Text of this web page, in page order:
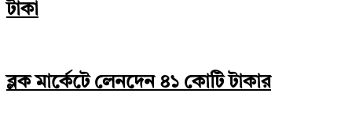
টাকা
ব্লক মার্কেটে লেনদেন ৪১ কোটি টাকার